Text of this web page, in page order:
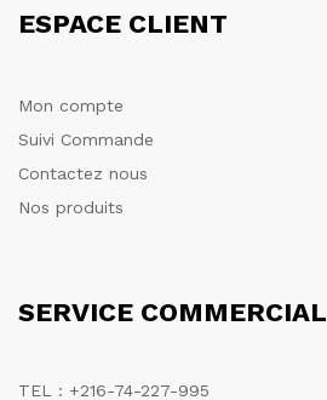
ESPACE CLIENT
Mon compte
Suivi Commande
Contactez nous
Nos produits
SERVICE COMMERCIAL
TEL : +216-74-227-995